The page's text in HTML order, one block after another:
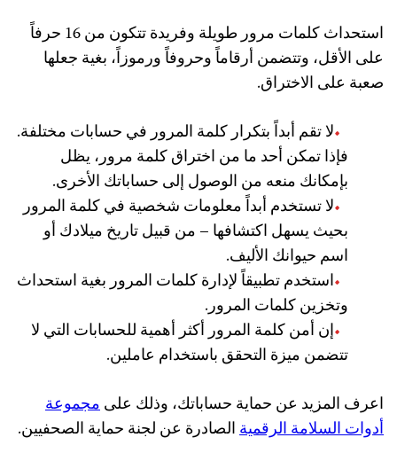
استحداث كلمات مرور طويلة وفريدة تتكون من 16 حرفاً
على الأقل، وتتضمن أرقاماً وحروفاً ورموزاً، بغية جعلها
صعبة على الاختراق.
لا تقم أبداً بتكرار كلمة المرور في حسابات مختلفة.
فإذا تمكن أحد ما من اختراق كلمة مرور، يظل
بإمكانك منعه من الوصول إلى حساباتك الأخرى.
لا تستخدم أبداً معلومات شخصية في كلمة المرور
بحيث يسهل اكتشافها – من قبيل تاريخ ميلادك أو
اسم حيوانك الأليف.
استخدم تطبيقاً لإدارة كلمات المرور بغية استحداث
وتخزين كلمات المرور.
إن أمن كلمة المرور أكثر أهمية للحسابات التي لا
تتضمن ميزة التحقق باستخدام عاملين.
اعرف المزيد عن حماية حساباتك، وذلك علىمجموعة
أدوات السلامة الرقميةالصادرة عن لجنة حماية الصحفيين.